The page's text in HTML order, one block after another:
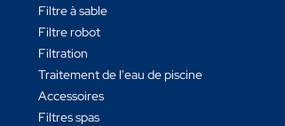
Filtre à sable
Filtre robot
Filtration
Traitement de l'eau de piscine
Accessoires
Filtres spas